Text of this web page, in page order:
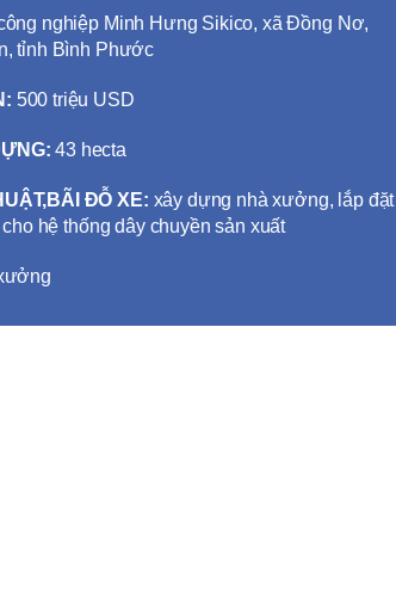
nghiệp Minh Hưng Sikico, xã Đồng Nơ,
tỉnh Bình Phước
500 triệu USD
43 hecta
ĐỖ XE: xây dựng nhà xưởng, lắp đặt
hệ thống dây chuyền sản xuất